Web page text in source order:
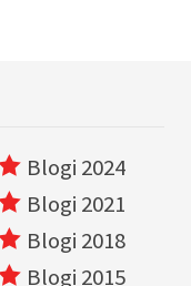
Blogi 2024
Blogi 2021
Blogi 2018
Blogi 2015